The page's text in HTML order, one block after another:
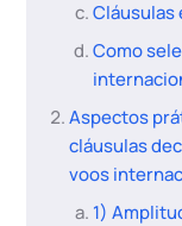
Cláusulas
Como
Aspectos
cláusulas
voos
1)